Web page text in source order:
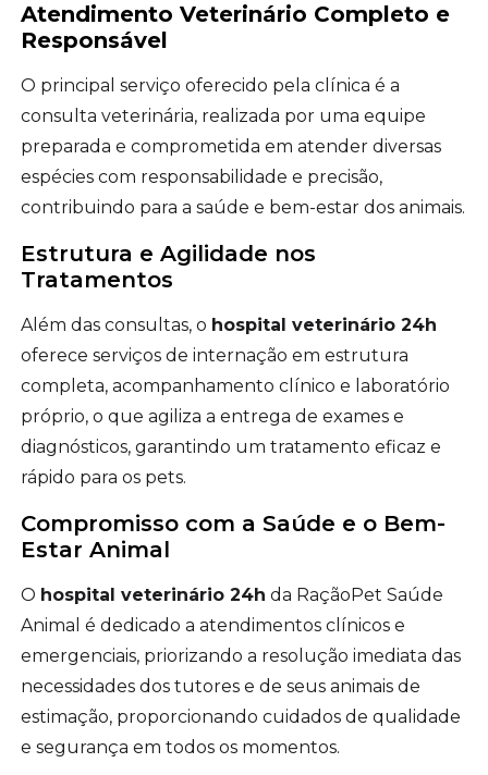
Atendimento Veterinário Completo e
Responsável
O principal serviço oferecido pela clínica é a
consulta veterinária, realizada por uma equipe
preparada e comprometida em atender diversas
espécies com responsabilidade e precisão,
contribuindo para a saúde e bem-estar dos animais.
Estrutura e Agilidade nos
Tratamentos
Além das consultas, o hospital veterinário 24h
oferece serviços de internação em estrutura
completa, acompanhamento clínico e laboratório
próprio, o que agiliza a entrega de exames e
diagnósticos, garantindo um tratamento eficaz e
rápido para os pets.
Compromisso com a Saúde e o Bem-
Estar Animal
O hospital veterinário 24h da RaçãoPet Saúde
Animal é dedicado a atendimentos clínicos e
emergenciais, priorizando a resolução imediata das
necessidades dos tutores e de seus animais de
estimação, proporcionando cuidados de qualidade
e segurança em todos os momentos.